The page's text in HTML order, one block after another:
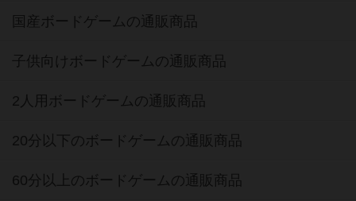
国産ボードゲームの通販商品
子供向けボードゲームの通販商品
2人用ボードゲームの通販商品
20分以下のボードゲームの通販商品
60分以上のボードゲームの通販商品